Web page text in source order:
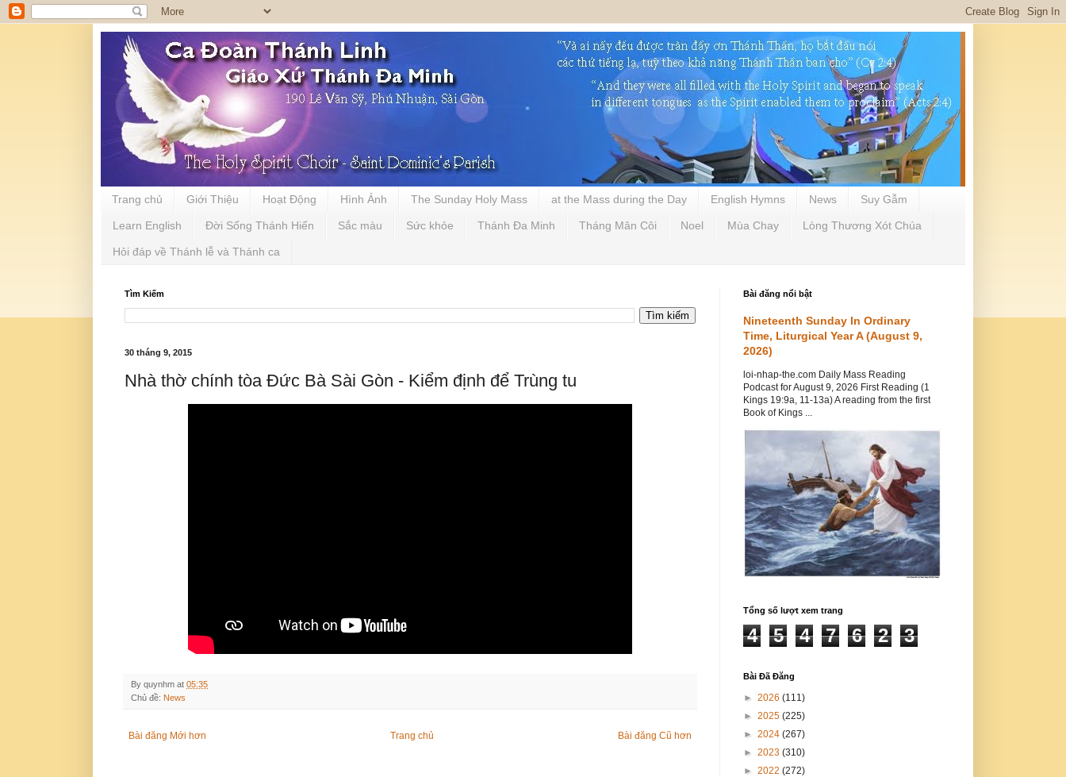
Trang chủ Giới Thiệu Hoạt Động Hình Ảnh The Sunday Holy Mass at the Mass during the Day English Hymns News Suy Gẫm
Learn English Đời Sống Thánh Hiến Sắc màu Sức khỏe Thánh Đa Minh Tháng Mân Côi Noel Mùa Chay Lòng Thương Xót Chúa
Hỏi đáp về Thánh lễ và Thánh ca
Tìm Kiếm
30 tháng 9, 2015
Nhà thờ chính tòa Đức Bà Sài Gòn - Kiểm định để Trùng tu
By quynhm at 05:35
Chủ đề: News
Bài đăng Mới hơn Bài đăng Cũ hơn
Trang chủ
Bài đăng nổi bật
Nineteenth Sunday In Ordinary
Time, Liturgical Year A (August 9,
2026)
loi-nhap-the.com Daily Mass Reading
Podcast for August 9, 2026 First Reading (1
Kings 19:9a, 11-13a) A reading from the first
Book of Kings ...
Tổng số lượt xem trang
4 5 4 7 6 2 3
Bài Đã Đăng
► 2026 (111)
► 2025 (225)
► 2024 (267)
► 2023 (310)
► 2022 (272)